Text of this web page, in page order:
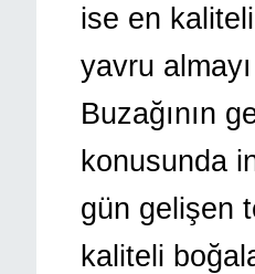
ise en
yavru
Buzağının
konusunda
gün gelişen
kaliteli